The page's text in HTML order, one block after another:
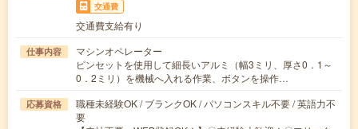
交通費
交通費支給有り
仕事内容
マシンオペレーター
ピンセットを使用して細長いアルミ（幅3ミリ、厚さ0．1～
0．2ミリ）を機械へ入れる作業、ボタンを操作…
応募資格
職種未経験OK / ブランクOK / パソコンスキル不要 / 英語力不
要